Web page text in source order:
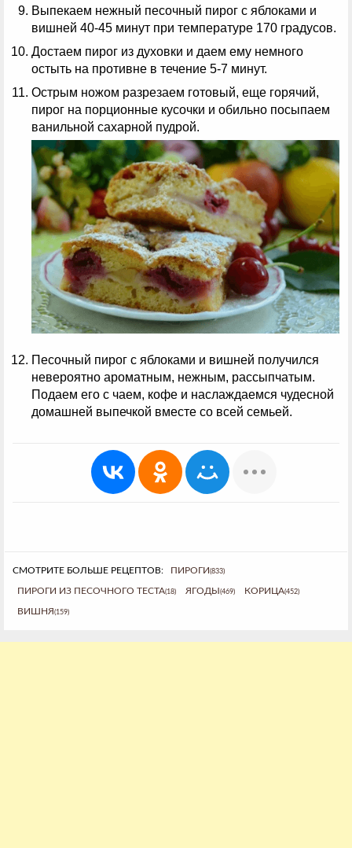
Выпекаем нежный песочный пирог с яблоками и
вишней 40-45 минут при температуре 170 градусов.
Достаем пирог из духовки и даем ему немного
остыть на противне в течение 5-7 минут.
Острым ножом разрезаем готовый, еще горячий,
пирог на порционные кусочки и обильно посыпаем
ванильной сахарной пудрой.
Песочный пирог с яблоками и вишней получился
невероятно ароматным, нежным, рассыпчатым.
Подаем его с чаем, кофе и наслаждаемся чудесной
домашней выпечкой вместе со всей семьей.
СМОТРИТЕ БОЛЬШЕ РЕЦЕПТОВ: ПИРОГИ(833)
ПИРОГИ ИЗ ПЕСОЧНОГО ТЕСТА(18) ЯГОДЫ(469) КОРИЦА(452)
ВИШНЯ(159)